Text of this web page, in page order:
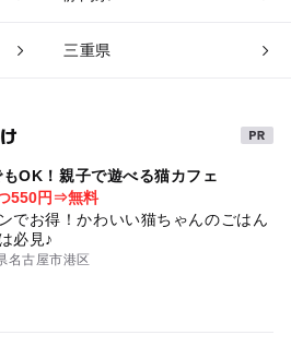
三重県
OK！親子で遊べる猫カフェ
550円⇒無料
でお得！かわいい猫ちゃんのごはん
必見♪
名古屋市港区